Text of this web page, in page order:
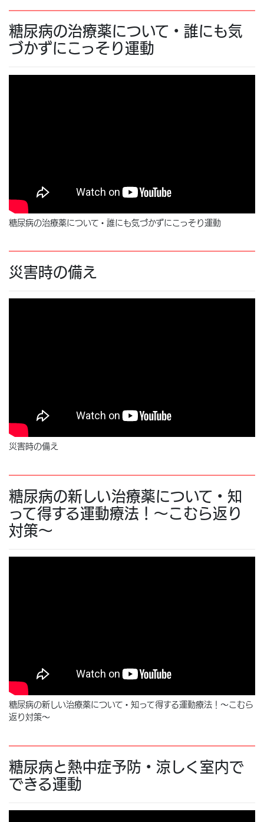
糖尿病の治療薬について・誰にも気
づかずにこっそり運動
糖尿病の治療薬について・誰にも気づかずにこっそり運動
災害時の備え
災害時の備え
糖尿病の新しい治療薬について・知
って得する運動療法！～こむら返り
対策～
糖尿病の新しい治療薬について・知って得する運動療法！～こむら
返り対策～
糖尿病と熱中症予防・涼しく室内で
できる運動